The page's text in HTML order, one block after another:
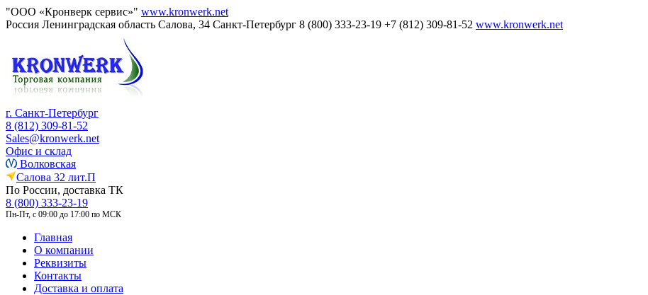
"ООО «Кронверк сервис»" www.kronwerk.net
Россия Ленинградская область Салова, 34 Санкт-Петербург 8 (800) 333-23-19 +7 (812) 309-81-52 www.kronwerk.net
г. Санкт-Петербург
8 (812) 309-81-52
Sales@kronwerk.net
Офис и склад
Волковская
Салова 32 лит.П
По России, доставка ТК
8 (800) 333-23-19
Пн-Пт, с 09:00 до 17:00 по МСК
Главная
О компании
Реквизиты
Контакты
Доставка и оплата